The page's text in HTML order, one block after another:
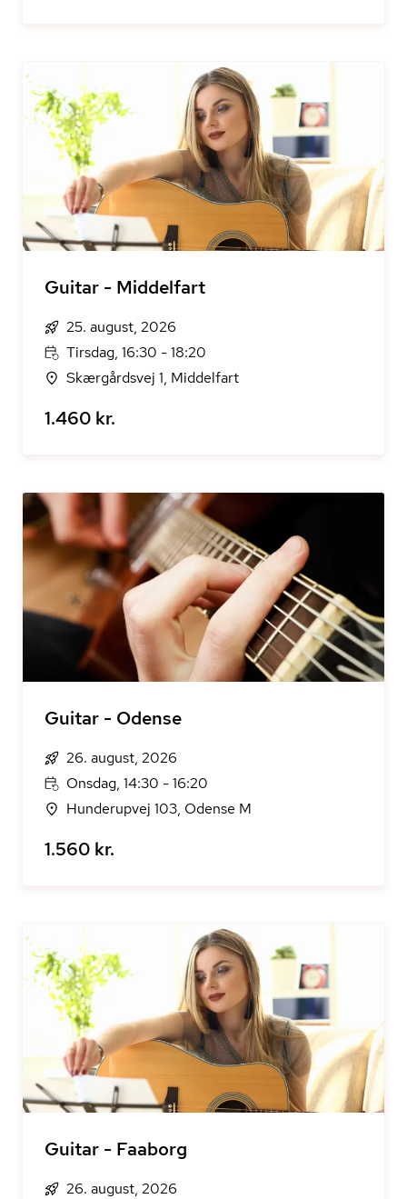
Guitar - Middelfart
25. august, 2026
Tirsdag, 16:30 - 18:20
Skærgårdsvej 1, Middelfart
1.460 kr.
Guitar - Odense
26. august, 2026
Onsdag, 14:30 - 16:20
Hunderupvej 103, Odense M
1.560 kr.
Guitar - Faaborg
26. august, 2026